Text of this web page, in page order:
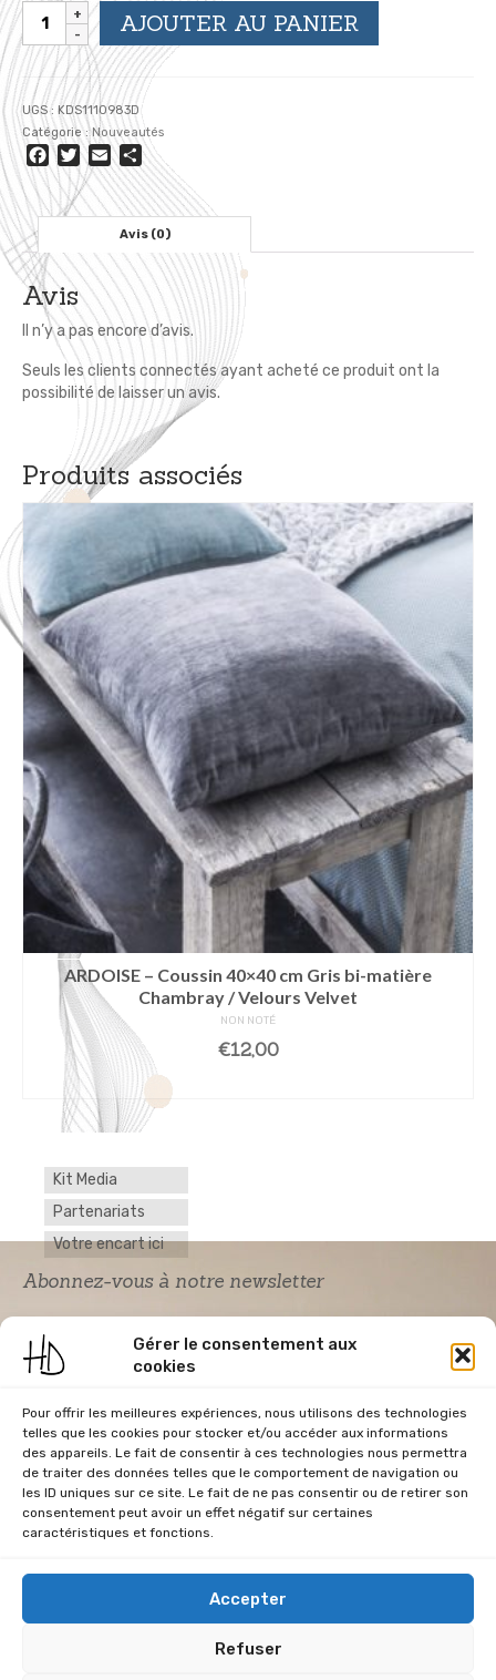
Gérer le consentement aux
cookies
Pour offrir les meilleures expériences, nous utilisons des technologies
telles que les cookies pour stocker et/ou accéder aux informations
des appareils. Le fait de consentir à ces technologies nous permettra
de traiter des données telles que le comportement de navigation ou
les ID uniques sur ce site. Le fait de ne pas consentir ou de retirer son
consentement peut avoir un effet négatif sur certaines
caractéristiques et fonctions.
Accepter
Refuser
quantité
de
CUSEY
-
Drap
Plat
240
x
300
cm
Lin
Lavé
-
Uni
Bleu
AJOUTER AU PANIER
UGS : KDS1110983D
Catégorie :Nouveautés
Facebook
Twitter
EmailPartager
Avis (0)
Avis
Il n’y a pas encore d’avis.
Seuls les clients connectés ayant acheté ce produit ont la
possibilité de laisser un avis.
Produits associés
ARDOISE – Coussin 40×40 cm Gris bi-matière
Chambray / Velours Velvet
NON NOTÉ
€12,00
AJOUTER AU PANIER
Kit Media
Partenariats
Votre encart ici
Abonnez-vous à notre newsletter
Acceptation RGPD
*
J'accepte la politique de confidentialité du
site Home & Déco